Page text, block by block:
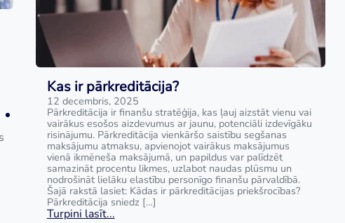
Kas ir pārkreditācija?
12 decembris, 2025
Pārkreditācija ir finanšu stratēģija, kas ļauj aizstāt vienu vai
vairākus esošos aizdevumus ar jaunu, potenciāli izdevīgāku
risinājumu. Pārkreditācija vienkāršo saistību segšanas
maksājumu atmaksu, apvienojot vairākus maksājumus
vienā ikmēneša maksājumā, un papildus var palīdzēt
samazināt procentu likmes, uzlabot naudas plūsmu un
nodrošināt lielāku elastību personīgo finanšu pārvaldībā.
Šajā rakstā lasiet: Kādas ir pārkreditācijas priekšrocības?
Pārkreditācija sniedz […]
Turpini lasīt...